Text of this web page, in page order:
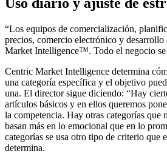
“Los equipos de comercialización,
precios, comercio electrónico y
Market Intelligence™. Todo el negocio se
Centric Market Intelligence determina
una categoría específica y el objetivo
una. El director sigue diciendo: “Hay
artículos básicos y en ellos queremos
la competencia. Hay otras categorías que
basan más en lo emocional que en lo
categorías se usa otro tipo de criterio que
determina.